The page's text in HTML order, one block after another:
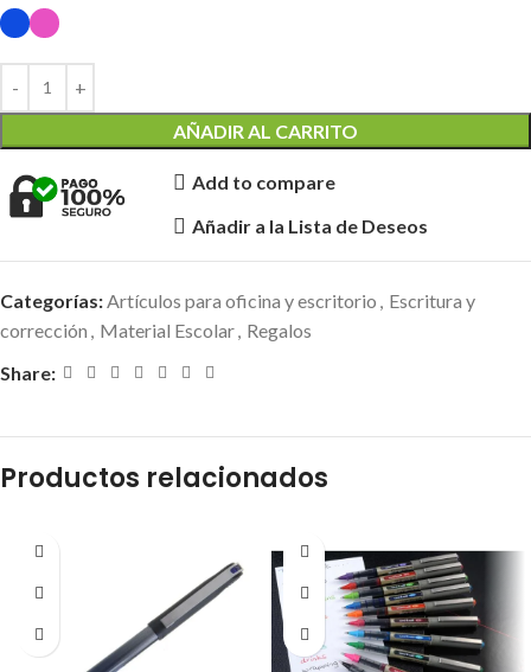
AÑADIR AL CARRITO
Add to compare
Añadir a la Lista de Deseos
Categorías: Artículos para oficina y escritorio
Escritura y
corrección
Material Escolar Regalos
Share:
Productos relacionados